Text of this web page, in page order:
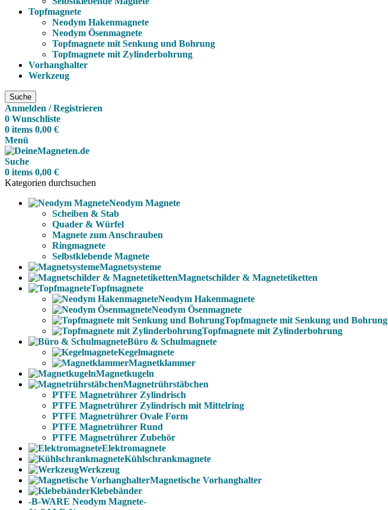
Topfmagnete
Neodym Hakenmagnete
Neodym Ösenmagnete
Topfmagnete mit Senkung und Bohrung
Topfmagnete mit Zylinderbohrung
Vorhanghalter
Werkzeug
Suche
Anmelden / Registrieren
0 Wunschliste
0 items 0,00 €
Menü
Suche
0 items 0,00 €
Kategorien durchsuchen
Neodym Magnete
Scheiben & Stab
Quader & Würfel
Magnete zum Anschrauben
Ringmagnete
Selbstklebende Magnete
Magnetsysteme
Magnetschilder & Magnetetiketten
Topfmagnete
Neodym Hakenmagnete
Neodym Ösenmagnete
Topfmagnete mit Senkung und Bohrung
Topfmagnete mit Zylinderbohrung
Büro & Schulmagnete
Kegelmagnete
Magnetklammer
Magnetkugeln
Magnetrührstäbchen
PTFE Magnetrührer Zylindrisch
PTFE Magnetrührer Zylindrisch mit Mittelring
PTFE Magnetrührer Ovale Form
PTFE Magnetrührer Rund
PTFE Magnetrührer Zubehör
Elektromagnete
Kühlschrankmagnete
Werkzeug
Magnetische Vorhanghalter
Klebebänder
-B-WARE Neodym Magnete-